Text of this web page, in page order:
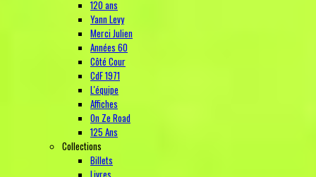
120 ans
Yann Levy
Merci Julien
Années 60
Côté Cour
CdF 1971
L'équipe
Affiches
On Ze Road
125 Ans
Collections
Billets